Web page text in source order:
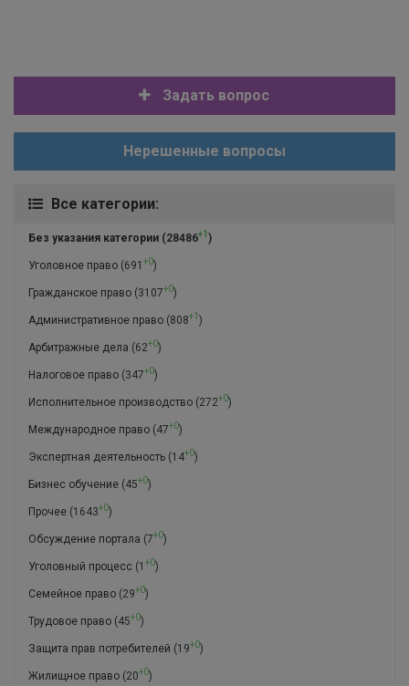
Задать вопрос
Нерешенные вопросы
Все категории:
Без указания категории (28486+1 )
Уголовное право (691 +0)
Гражданское право (3107+0)
Административное право (808+1 )
Арбитражные дела (62+0)
Налоговое право (347+0)
Исполнительное производство (272+0)
Международное право (47+0)
Экспертная деятельность (14+0)
Бизнес обучение (45+0)
Прочее (1643+0)
Обсуждение портала (7+0)
Уголовный процесс (1 +0)
Семейное право (29+0)
Трудовое право (45+0)
Защита прав потребителей (19+0)
Жилищное право (20+0)